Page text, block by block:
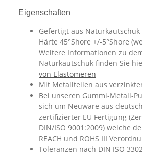
Eigenschaften
Gefertigt aus Naturkautschuk
Härte 45°Shore +/-5°Shore
Weitere Informationen zu
Naturkautschuk finden Sie
von Elastomeren
Mit Metallteilen aus
Bei unseren Gummi-Metall-
sich um Neuware aus
zertifizierter EU Fertigung
DIN/ISO 9001:2009) welche
REACH und ROHS III
Toleranzen nach DIN ISO